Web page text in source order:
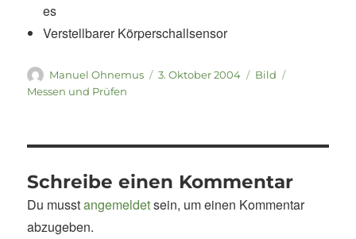
es
Verstellbarer Körperschallsensor
Autor
Manuel Ohnemus
Veröffentlicht
3. Oktober 2004 Format
Bild
Messen und Prüfen
Schreibe einen Kommentar
Du musstangemeldetsein, um einen Kommentar
abzugeben.